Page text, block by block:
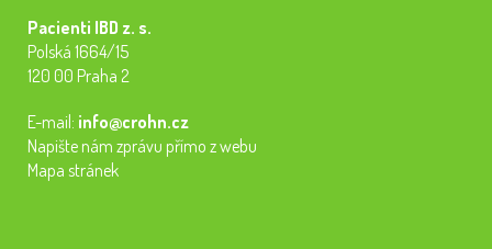
Pacienti IBD z. s.
Polská 1664/15
120 00 Praha 2
E-mail: info@crohn.cz
Napište nám zprávu přímo z webu
Mapa stránek